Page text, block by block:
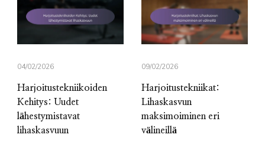
04/02/2026
Harjoitustekniikoiden
Kehitys: Uudet
lähestymistavat
lihaskasvuun
09/02/2026
Harjoitustekniikat:
Lihaskasvun
maksimoiminen eri
välineillä